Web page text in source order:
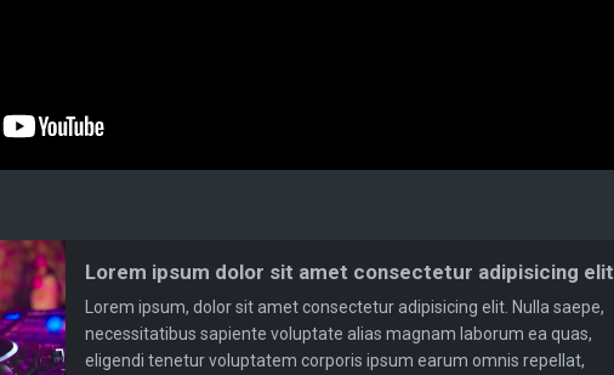
Lorem ipsum dolor sit amet consectetur adipisicing elit
Lorem ipsum, dolor sit amet consectetur adipisicing elit. Nulla saepe,
necessitatibus sapiente voluptate alias magnam laborum ea quas,
eligendi tenetur voluptatem corporis ipsum earum omnis repellat,